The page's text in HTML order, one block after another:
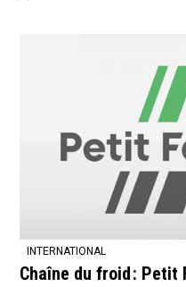
INTERNATIONAL
Chaîne du froid :